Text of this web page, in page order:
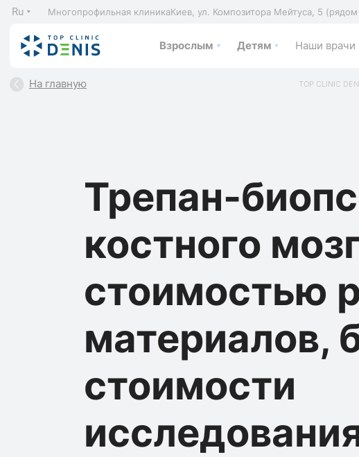
Ru Многопрофильная клиникаКиев, ул. Композитора Мейтуса, 5
Взрослым Детям Наши врачи
На главную TOP CLINIC
Трепан-
костного
стоимостью
материалов,
стоимости